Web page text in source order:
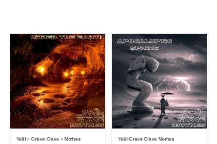
Yaël « Grave Clave » Mothes
Yaël Grave Clave Mothes